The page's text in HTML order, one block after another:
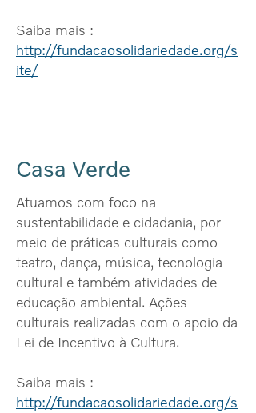
Saiba mais :
http://fundacaosolidariedade.org/s
ite/
Casa Verde
Atuamos com foco na
sustentabilidade e cidadania, por
meio de práticas culturais como
teatro, dança, música, tecnologia
cultural e também atividades de
educação ambiental. Ações
culturais realizadas com o apoio da
Lei de Incentivo à Cultura.
Saiba mais :
http://fundacaosolidariedade.org/s